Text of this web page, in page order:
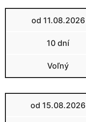
od 11.08.2026
10 dní
Voľný
od 15.08.2026